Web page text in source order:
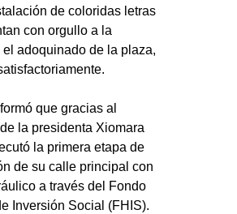
de coloridas letras
con orgullo a la
adoquinado de la plaza,
que gracias al
la presidenta Xiomara
la primera etapa de
de su calle principal con
a través del Fondo
Inversión Social (FHIS).